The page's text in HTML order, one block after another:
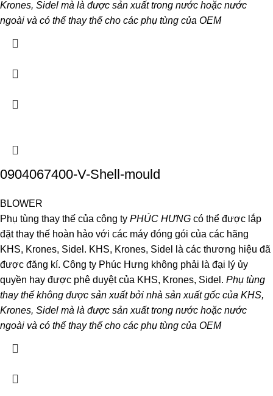
Krones, Sidel mà là được sản xuất trong nước hoặc nước
ngoài và có thể thay thế cho các phụ tùng của OEM
0904067400-V-Shell-mould
BLOWER
Phụ tùng thay thế của công ty PHÚC HƯNG có thể được lắp
đặt thay thế hoàn hảo với các máy đóng gói của các hãng
KHS, Krones, Sidel. KHS, Krones, Sidel là các thương hiệu đã
được đăng kí. Công ty Phúc Hưng không phải là đại lý ủy
quyền hay được phê duyệt của KHS, Krones, Sidel. Phụ tùng
thay thế không được sản xuất bởi nhà sản xuất gốc của KHS,
Krones, Sidel mà là được sản xuất trong nước hoặc nước
ngoài và có thể thay thế cho các phụ tùng của OEM